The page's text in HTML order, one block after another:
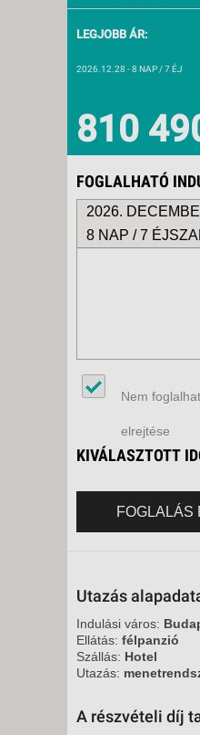
LEGJOBB ÁR:
2026.12.28 - 8 NAP / 7 ÉJ
810
FOGLALHATÓ
2026.
8 NAP / 7
Nem
elrejtése
KIVÁLASZTOTT
FOGLALÁS
Utazás
Indulási város:
Ellátás: félpanzió
Szállás: Hotel
Utazás:
A részvételi díj